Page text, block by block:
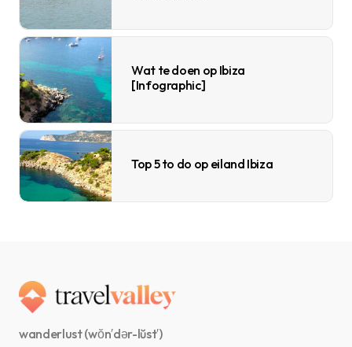
Wat te doen op Ibiza
[Infographic]
Top 5 to do op eiland Ibiza
wanderlust (wŏn′dər-lŭst′)